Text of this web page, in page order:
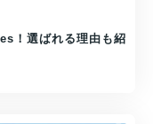
！選ばれる理由も紹